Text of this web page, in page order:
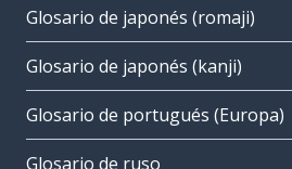
Glosario de japonés (romaji)
Glosario de japonés (kanji)
Glosario de portugués (Europa)
Glosario de ruso